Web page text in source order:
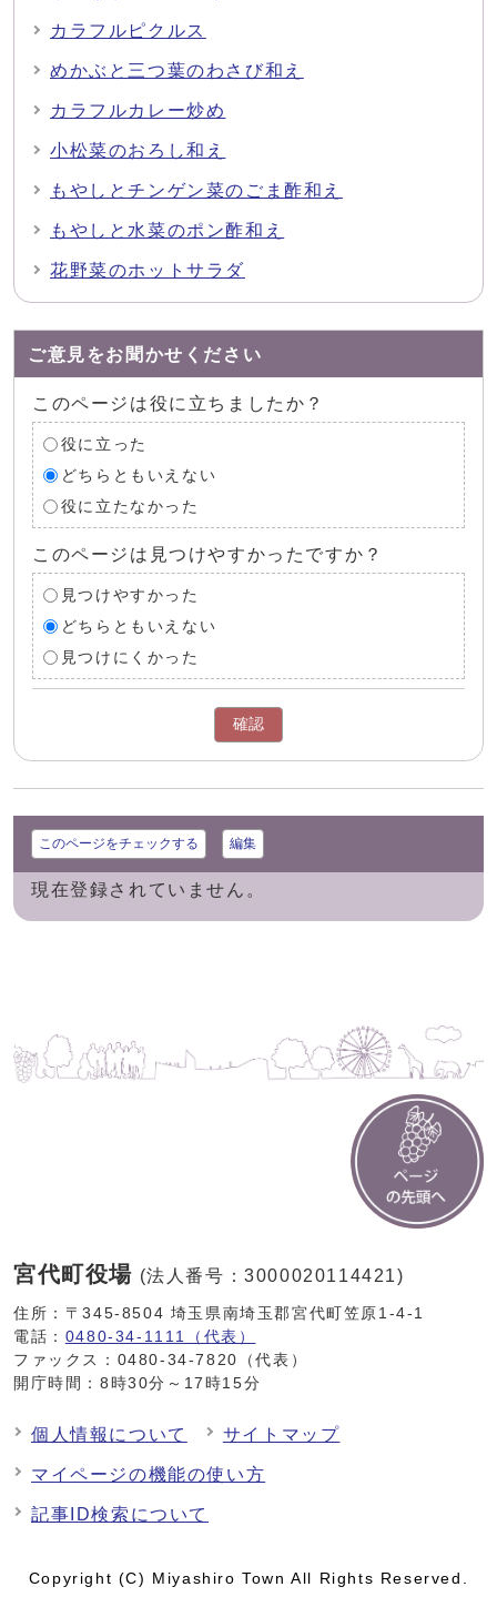
カラフルピクルス
めかぶと三つ葉のわさび和え
カラフルカレー炒め
小松菜のおろし和え
もやしとチンゲン菜のごま酢和え
もやしと水菜のポン酢和え
花野菜のホットサラダ
ご意見をお聞かせください
このページは役に立ちましたか？
役に立った
どちらともいえない
役に立たなかった
このページは見つけやすかったですか？
見つけやすかった
どちらともいえない
見つけにくかった
確認
このページをチェックする 編集
現在登録されていません。
宮代町役場 (法人番号：3000020114421)
住所：〒345-8504 埼玉県南埼玉郡宮代町笠原1-4-1
電話： 0480-34-1111（代表）
ファックス：0480-34-7820（代表）
開庁時間：8時30分～17時15分
個人情報について サイトマップ
マイページの機能の使い方
記事ID検索について
Copyright (C) Miyashiro Town All Rights Reserved.